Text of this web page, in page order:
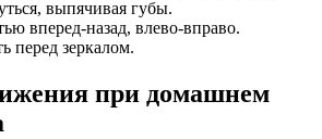
выпячивая губы.
вперед-назад, влево-вправо.
перед зеркалом.
при домашнем